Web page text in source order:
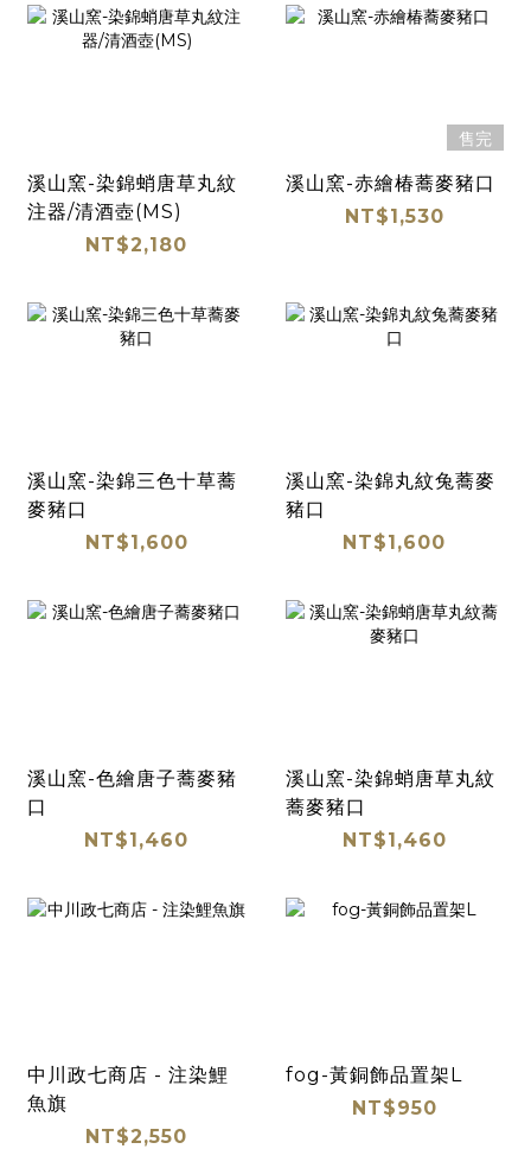
溪山窯-染錦蛸唐草丸紋
注器/清酒壺(MS)
NT$2,180
售完
溪山窯-赤繪椿蕎麥豬口
NT$1,530
溪山窯-染錦三色十草蕎
麥豬口
NT$1,600
溪山窯-染錦丸紋兔蕎麥
豬口
NT$1,600
溪山窯-色繪唐子蕎麥豬
口
NT$1,460
溪山窯-染錦蛸唐草丸紋
蕎麥豬口
NT$1,460
中川政七商店 - 注染鯉
魚旗
NT$2,550
fog-黃銅飾品置架L
NT$950